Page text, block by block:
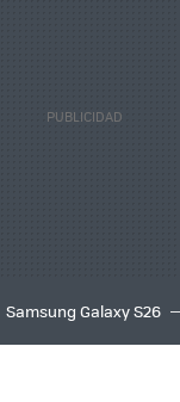
Samsung Galaxy S26